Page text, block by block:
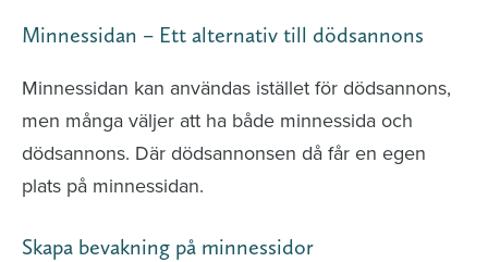
Minnessidan – Ett alternativ till dödsannons
Minnessidan kan användas istället för dödsannons,
men många väljer att ha både minnessida och
dödsannons. Där dödsannonsen då får en egen
plats på minnessidan.
Skapa bevakning på minnessidor